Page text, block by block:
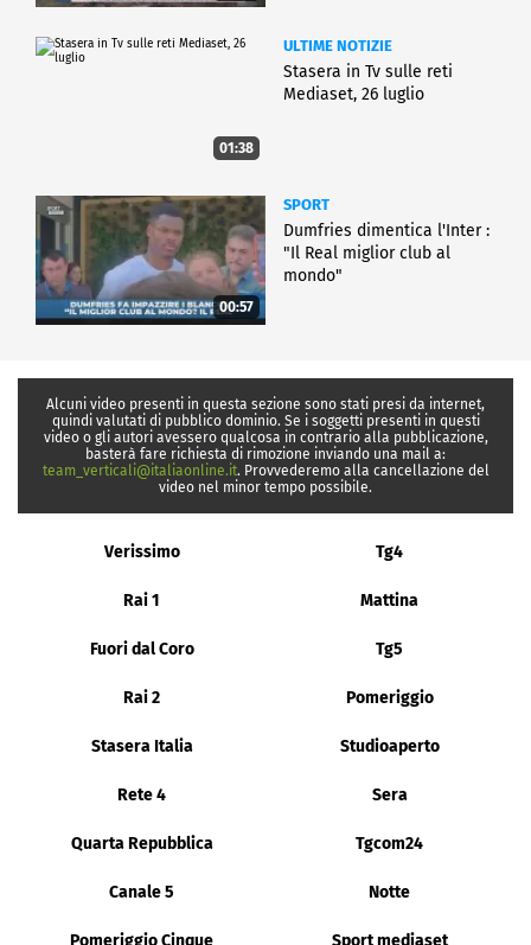
01:38
ULTIME NOTIZIE
Stasera in Tv sulle reti
Mediaset, 26 luglio
00:57
SPORT
Dumfries dimentica l'Inter :
"Il Real miglior club al
mondo"
Alcuni video presenti in questa sezione sono stati presi da internet,
quindi valutati di pubblico dominio. Se i soggetti presenti in questi
video o gli autori avessero qualcosa in contrario alla pubblicazione,
basterà fare richiesta di rimozione inviando una mail a:
team_verticali@italiaonline.it. Provvederemo alla cancellazione del
video nel minor tempo possibile.
Verissimo Tg4
Rai 1 Mattina
Fuori dal Coro Tg5
Rai 2 Pomeriggio
Stasera Italia Studioaperto
Rete 4 Sera
Quarta Repubblica Tgcom24
Canale 5 Notte